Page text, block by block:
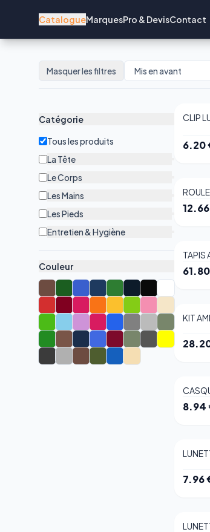
CatalogueMarquesPro & DevisContact
Masquer les filtres
Catégorie
Tous les produits
La Tête
Le Corps
Les Mains
Les Pieds
Entretien & Hygiène
Couleur
CLIP
6.20
12.66
TAPIS
61.80
KIT
8.94
7.96